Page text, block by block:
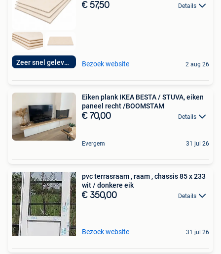
Zeer snel geleverd
€ 57,50 Details
Bezoek website 2 aug 26
Eiken plank IKEA BESTA / STUVA, eiken
paneel recht /BOOMSTAM
€ 70,00 Details
Evergem 31 jul 26
pvc terrasraam , raam , chassis 85 x 233
wit / donkere eik
€ 350,00 Details
Bezoek website 31 jul 26